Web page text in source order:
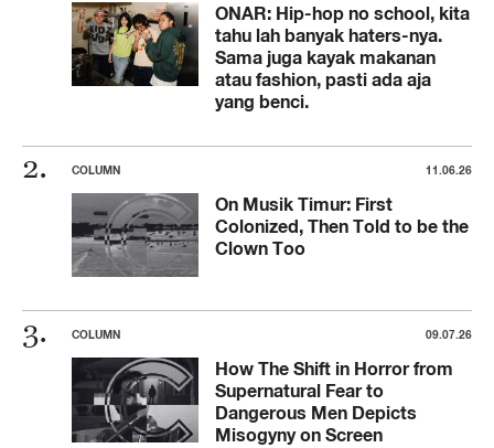
ONAR: Hip-hop no school, kita
tahu lah banyak haters-nya.
Sama juga kayak makanan
atau fashion, pasti ada aja
yang benci.
COLUMN 11.06.26
On Musik Timur: First
Colonized, Then Told to be the
Clown Too
COLUMN 09.07.26
How The Shift in Horror from
Supernatural Fear to
Dangerous Men Depicts
Misogyny on Screen